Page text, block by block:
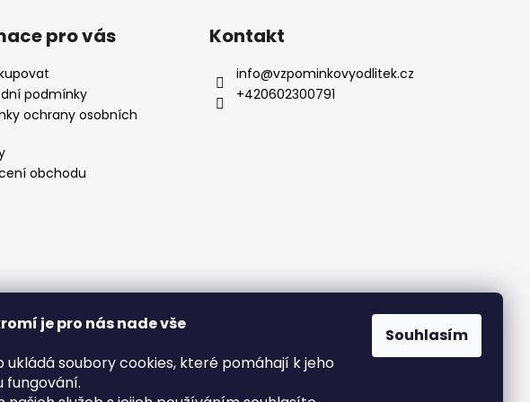
je pro nás nade vše
ukládá soubory cookies, které pomáhají k jeho
fungování.
Souhlasím
pro vás
podmínky
ochrany osobních
obchodu
Kontakt
info@vzpominkovyodlitek.cz
+420602300791